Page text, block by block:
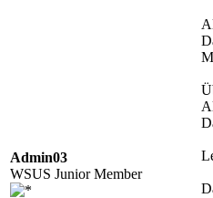
Admin03
WSUS Junior Member